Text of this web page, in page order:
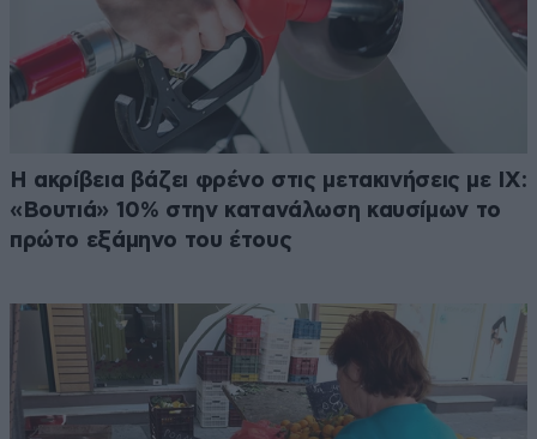
Η ακρίβεια βάζει φρένο στις μετακινήσεις με ΙΧ:
«Βουτιά» 10% στην κατανάλωση καυσίμων το
πρώτο εξάμηνο του έτους